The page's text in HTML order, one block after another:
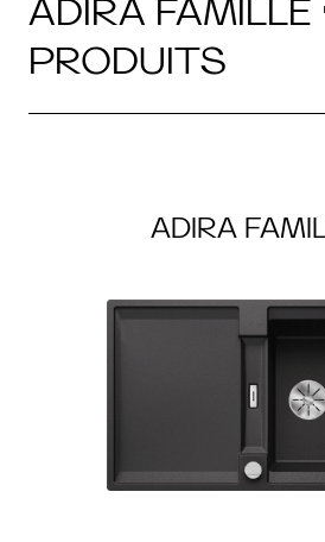
ADIRA FAMILLE
PRODUITS
ADIRA